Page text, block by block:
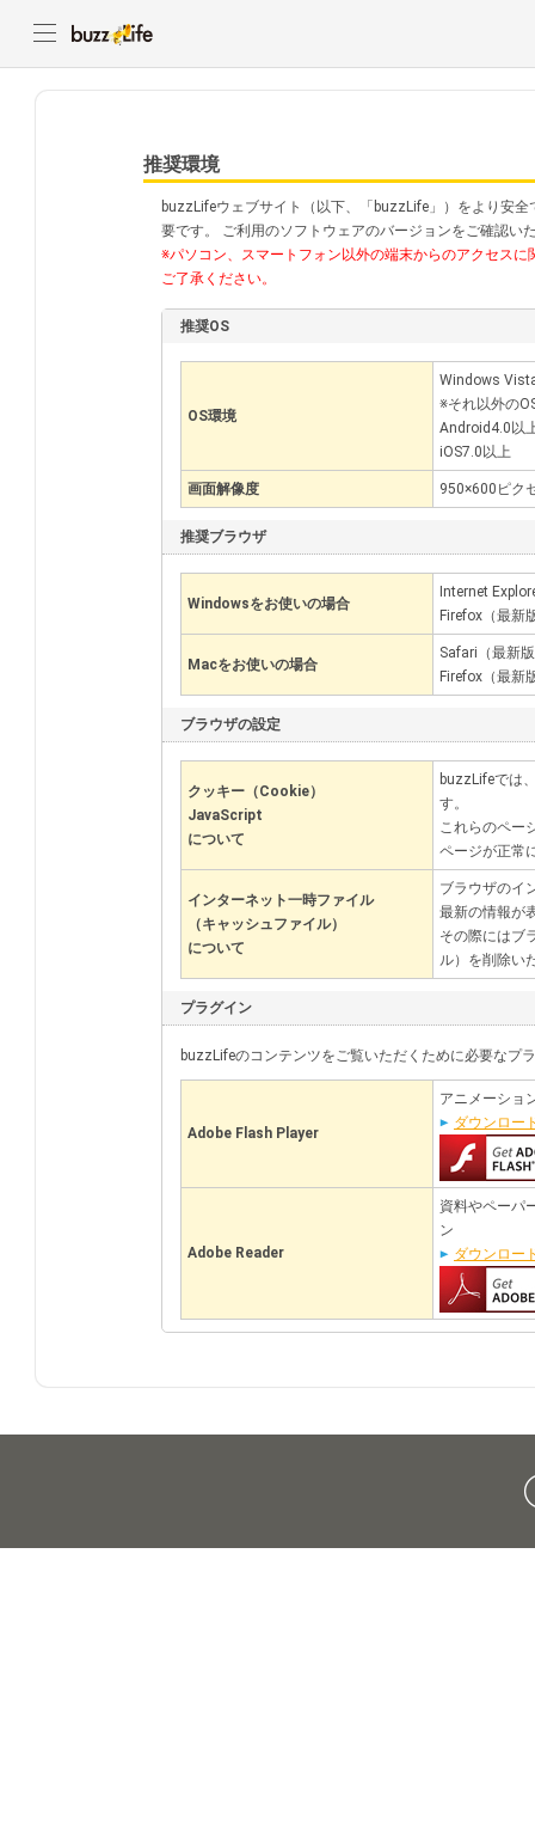
推奨環境
buzzLifeウェブサイト（以下、「buzzLife」）をより安
要です。 ご利用のソフトウェアのバージョンをご確認い
※パソコン、スマートフォン以外の端末からのアクセス
ご了承ください。
推奨OS
OS環境
Windows
※それ以外の
Android4.0以
iOS7.0以上
画面解像度 950×600ピク
推奨ブラウザ
Windowsをお使いの場合
Internet
Firefox（最新
Macをお使いの場合
Safari（最新
Firefox（最新
ブラウザの設定
クッキー（Cookie）
JavaScript
について
buzzLifeでは
す。
これらのペー
ページが正常
インターネット一時ファイル
（キャッシュファイル）
について
ブラウザのイ
最新の情報が
その際にはブ
ル）を削除い
プラグイン
buzzLifeのコンテンツをご覧いただくために必要なプ
Adobe Flash Player
アニメーショ
ダウンロー
Adobe Reader
資料やペーパ
ン
ダウンロー